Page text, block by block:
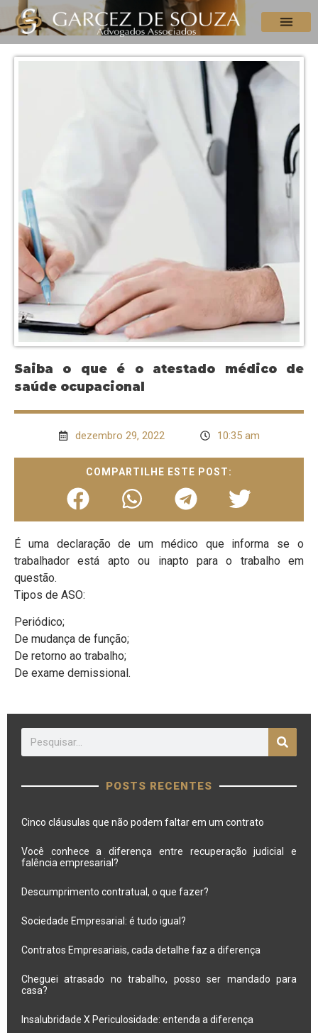
Saiba o que é o atestado médico de
saúde ocupacional
dezembro 29, 2022 10:35 am
COMPARTILHE ESTE POST:
É uma declaração de um médico que informa se o
trabalhador está apto ou inapto para o trabalho em
questão.
Tipos de ASO:
Periódico;
De mudança de função;
De retorno ao trabalho;
De exame demissional.
POSTS RECENTES
Cinco cláusulas que não podem faltar em um contrato
Você conhece a diferença entre recuperação judicial e
falência empresarial?
Descumprimento contratual, o que fazer?
Sociedade Empresarial: é tudo igual?
Contratos Empresariais, cada detalhe faz a diferença
Cheguei atrasado no trabalho, posso ser mandado para
casa?
Insalubridade X Periculosidade: entenda a diferença